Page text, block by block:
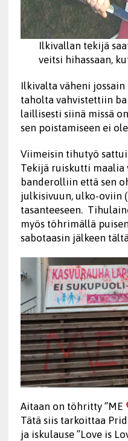
Ilkivallan tekijä
veitsi hihassaan,
Ilkivalta väheni
taholta vahvistettiin
laillisesti siinä missä
sen poistamiseen ei
Viimeisin tihutyö sattui
Tekijä ruiskutti maalia
banderolliin että sen
julkisivuun, ulko-oviin
tasanteeseen.
myös töhrimällä
sabotaasin jälkeen
Aitaan on töhritty ”ME
Tätä siis tarkoittaa
ja iskulause ”Love is